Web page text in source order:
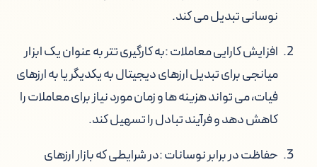
نوسانی تبدیل می کند.
افزایش کارایی معاملات :به کارگیری تتر به عنوان یک ابزار
میانجی برای تبدیل ارزهای دیجیتال به یکدیگر یا به ارزهای
فیات، می تواند هزینه ها و زمان مورد نیاز برای معاملات را
کاهش دهد و فرآیند تبادل را تسهیل کند.
حفاظت در برابر نوسانات :در شرایطی که بازار ارزهای